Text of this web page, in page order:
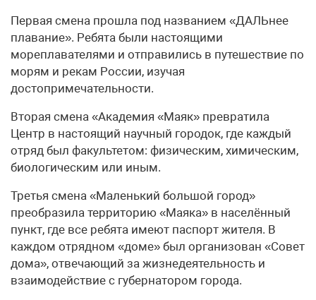
Первая смена прошла под названием «ДАЛЬнее
плавание». Ребята были настоящими
мореплавателями и отправились в путешествие по
морям и рекам России, изучая
достопримечательности.
Вторая смена «Академия «Маяк» превратила
Центр в настоящий научный городок, где каждый
отряд был факультетом: физическим, химическим,
биологическим или иным.
Третья смена «Маленький большой город»
преобразила территорию «Маяка» в населённый
пункт, где все ребята имеют паспорт жителя. В
каждом отрядном «доме» был организован «Совет
дома», отвечающий за жизнедеятельность и
взаимодействие с губернатором города.